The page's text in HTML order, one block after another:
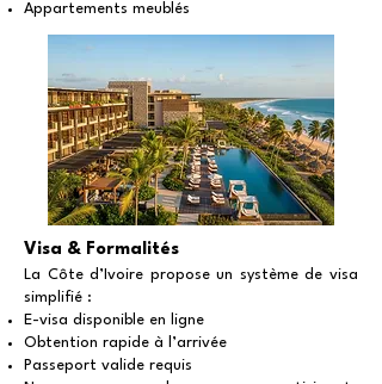
Appartements meublés
Visa & Formalités
La Côte d’Ivoire propose un système de visa
simplifié :
E-visa disponible en ligne
Obtention rapide à l’arrivée
Passeport valide requis